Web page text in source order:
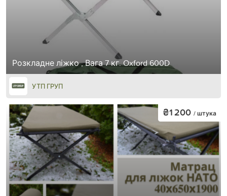
Розкладне ліжко , Вага 7 кг. Oxford 600D
УТП ГРУП
₴1 200 / штука